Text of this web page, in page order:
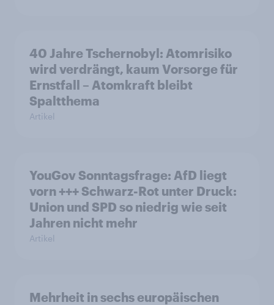
40 Jahre Tschernobyl: Atomrisiko
wird verdrängt, kaum Vorsorge für
Ernstfall – Atomkraft bleibt
Spaltthema
Artikel
YouGov Sonntagsfrage: AfD liegt
vorn +++ Schwarz-Rot unter Druck:
Union und SPD so niedrig wie seit
Jahren nicht mehr
Artikel
Mehrheit in sechs europäischen